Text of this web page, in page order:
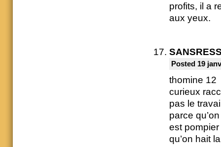
profits, il a
aux yeux.
Posted 19
thomine 12
curieux
pas le
parce
est
qu’on hait